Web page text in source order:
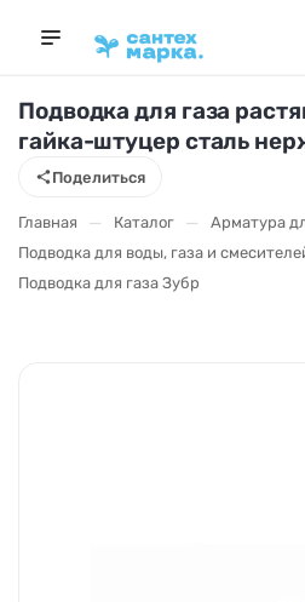
Поделиться
Подводка для газа
гайка-штуцер сталь
Главная — Каталог — Арматура
Подводка для воды, газа и
Подводка для газа Зубр